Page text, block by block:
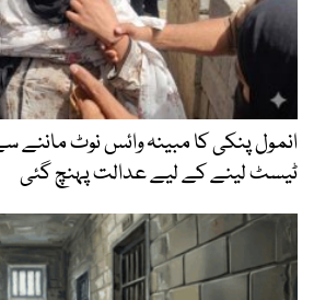
انمول پنکی کا مبینہ وائس نوٹ ماننے
ٹیسٹ لینے کے لیے عدالت پہنچ گئی